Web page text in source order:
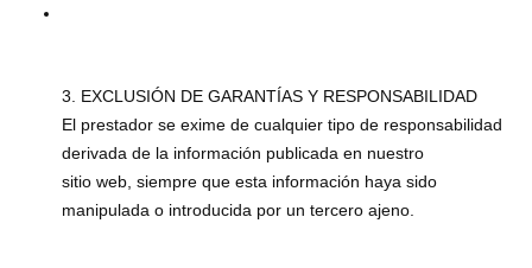
3. EXCLUSIÓN DE GARANTÍAS Y RESPONSABILIDAD
El prestador se exime de cualquier tipo de responsabilidad
derivada de la información publicada en nuestro
sitio web, siempre que esta información haya sido
manipulada o introducida por un tercero ajeno.